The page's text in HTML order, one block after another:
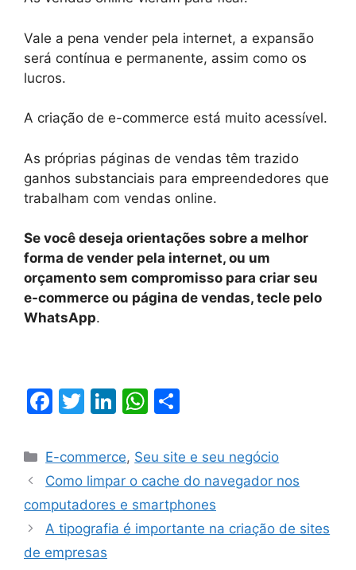
Vale a pena vender pela internet, a expansão
será contínua e permanente, assim como os
lucros.
A criação de e-commerce está muito acessível.
As próprias páginas de vendas têm trazido
ganhos substanciais para empreendedores que
trabalham com vendas online.
Se você deseja orientações sobre a melhor
forma de vender pela internet, ou um
orçamento sem compromisso para criar seu
e-commerce ou página de vendas, tecle pelo
WhatsApp.
F
c
e
b
o
o
T
itt
er
Li
k
e
dI
n
W
at
s
A
p
ar
e
E-commerce, Seu site e seu negócio
Como limpar o cache do navegador nos
computadores e smartphones
A tipografia é importante na criação de sites
de empresas